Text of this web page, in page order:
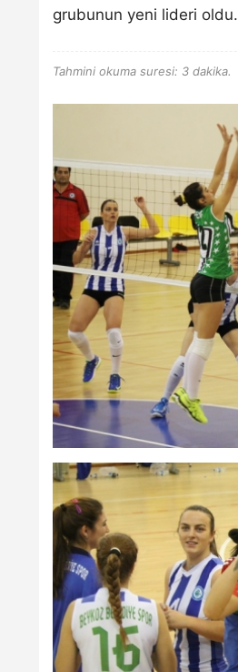
grubunun yeni lideri oldu.
Tahmini okuma suresi: 3 dakika.